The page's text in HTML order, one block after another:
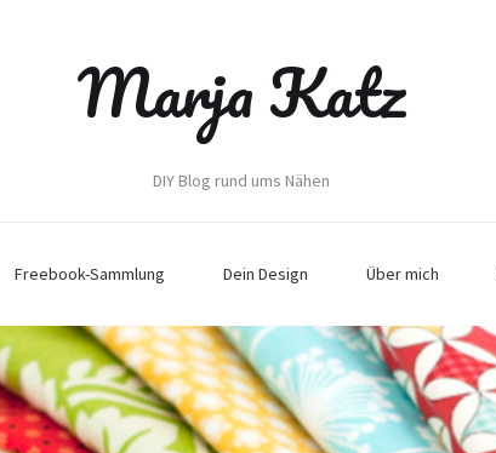
Marja Katz
DIY Blog rund ums Nähen
Freebook-Sammlung Dein Design Über mich